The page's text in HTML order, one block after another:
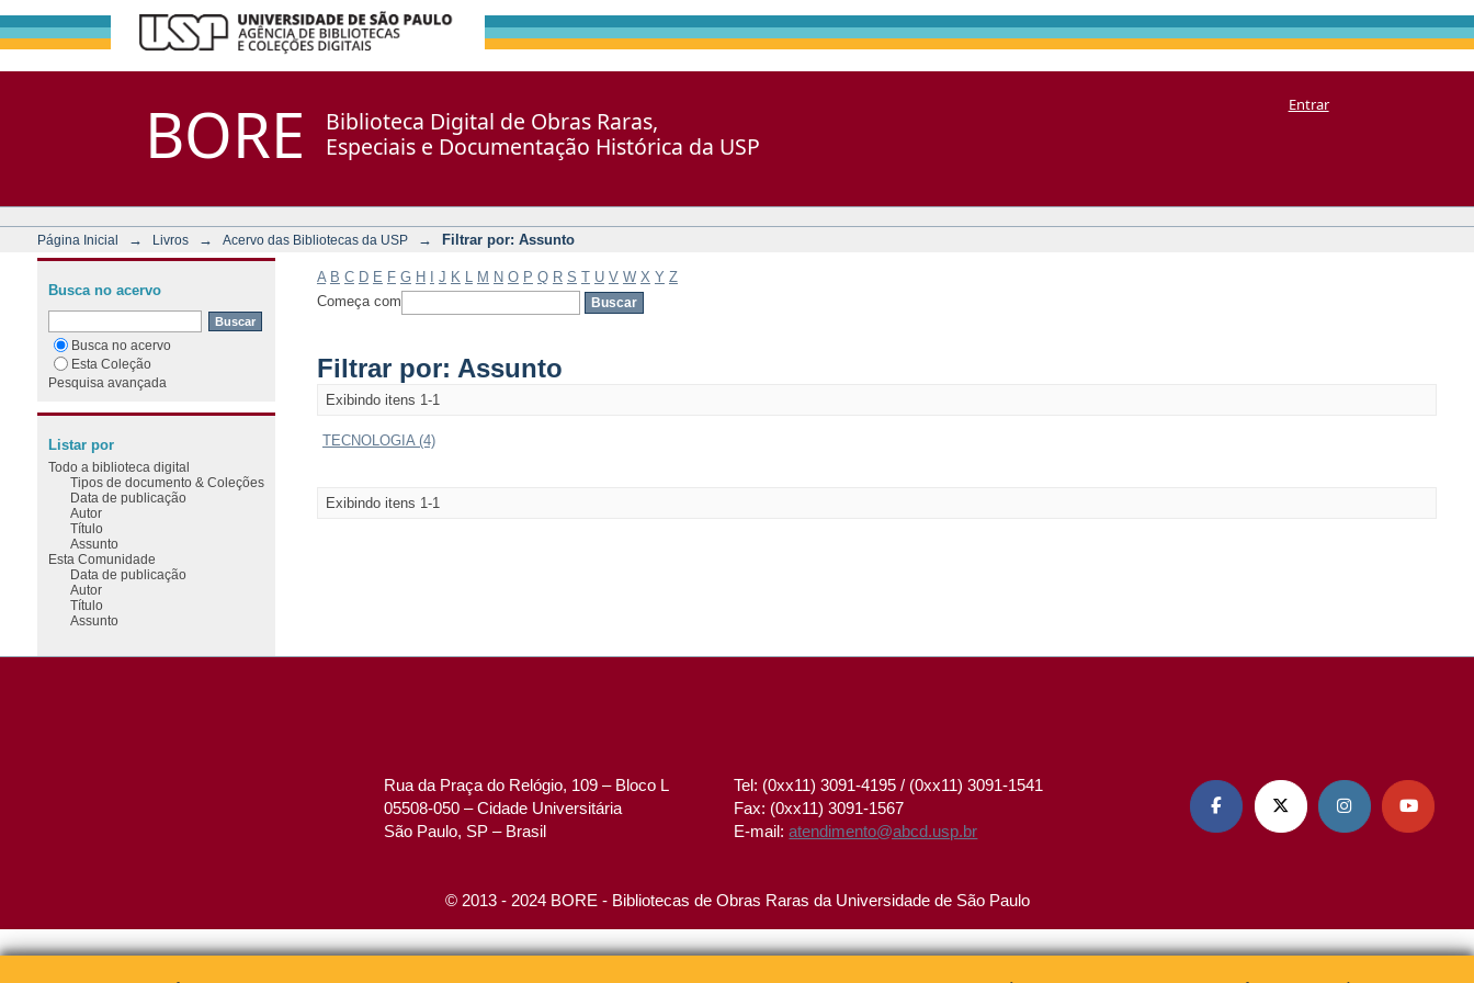
BORE
Biblioteca Digital de Obras Raras,
Especiais e Documentação Histórica da USP
Entrar
Página Inicial → Livros → Acervo das Bibliotecas da USP → Filtrar por: Assunto
A B C D E F G H J K M N O P Q R S T U V W X Y Z
Começa com
Filtrar por: Assunto
Exibindo itens 1-1
TECNOLOGIA (4)
Exibindo itens 1-1
Busca no acervo
Busca no acervo
Esta Coleção
Pesquisa avançada
Listar por
Todo a biblioteca digital
Tipos de documento & Coleções
Data de publicação
Autor
Título
Assunto
Esta Comunidade
Data de publicação
Autor
Título
Assunto
Rua da Praça do Relógio, 109 – Bloco L
05508-050 – Cidade Universitária
São Paulo, SP – Brasil
Tel: (0xx11) 3091-4195 / (0xx11) 3091-1541
Fax: (0xx11) 3091-1567
E-mail:atendimento@abcd.usp.br
   
© 2013 - 2024 BORE - Bibliotecas de Obras Raras da Universidade de São Paulo